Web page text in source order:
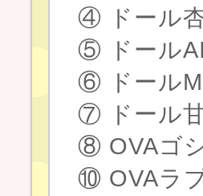
④ ドール
⑤ ドールAI
⑥ ドール
⑦ ドール
⑧ OVAゴ
⑩ OVAラ